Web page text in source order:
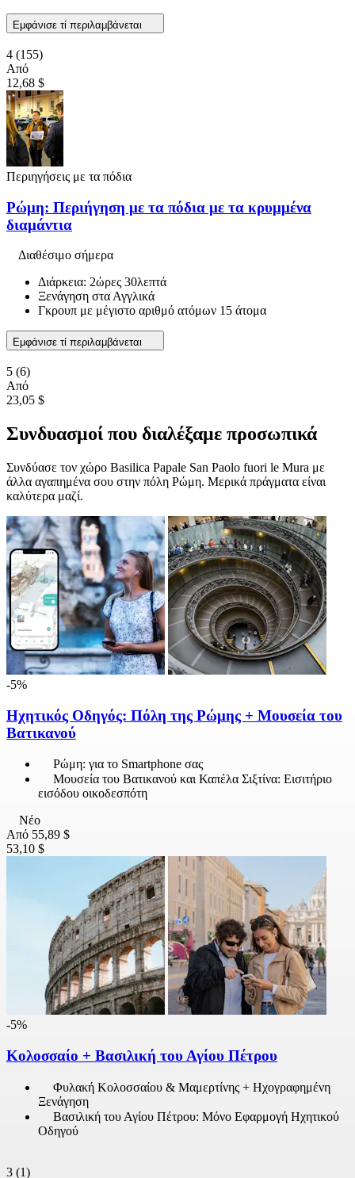
Εμφάνισε τί περιλαμβάνεται
4 (155)
Από
12,68 $
Περιηγήσεις με τα πόδια
Ρώμη: Περιήγηση με τα πόδια με τα κρυμμένα
διαμάντια
Διαθέσιμο σήμερα
Διάρκεια: 2ώρες 30λεπτά
Ξενάγηση στα Αγγλικά
Γκρουπ με μέγιστο αριθμό ατόμων 15 άτομα
Εμφάνισε τί περιλαμβάνεται
5 (6)
Από
23,05 $
Συνδυασμοί που διαλέξαμε προσωπικά
Συνδύασε τον χώρο Basilica Papale San Paolo fuori le Mura με
άλλα αγαπημένα σου στην πόλη Ρώμη. Μερικά πράγματα είναι
καλύτερα μαζί.
-5%
Ηχητικός Οδηγός: Πόλη της Ρώμης + Μουσεία του
Βατικανού
Ρώμη: για το Smartphone σας
Μουσεία του Βατικανού και Καπέλα Σιξτίνα: Εισιτήριο
εισόδου οικοδεσπότη
Νέο
Από 55,89 $
53,10 $
-5%
Κολοσσαίο + Βασιλική του Αγίου Πέτρου
Φυλακή Κολοσσαίου & Μαμερτίνης + Ηχογραφημένη
Ξενάγηση
Βασιλική του Αγίου Πέτρου: Μόνο Εφαρμογή Ηχητικού
Οδηγού
3 (1)